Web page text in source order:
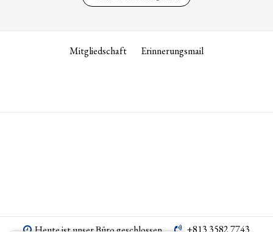
Mitgliedschaft Erinnerungsmail